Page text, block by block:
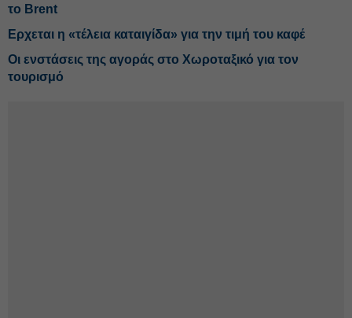
το Brent
Ερχεται η «τέλεια καταιγίδα» για την τιμή του καφέ
Οι ενστάσεις της αγοράς στο Χωροταξικό για τον
τουρισμό